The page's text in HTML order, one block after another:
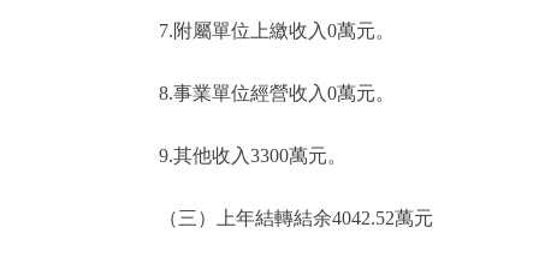
7.附屬單位上繳收入0萬元。
8.事業單位經營收入0萬元。
9.其他收入3300萬元。
（三）上年結轉結余4042.52萬元